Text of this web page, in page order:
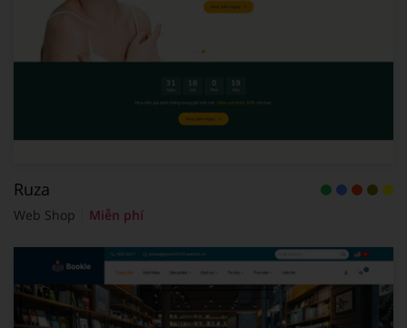
Ruza
Web Shop Miễn phí